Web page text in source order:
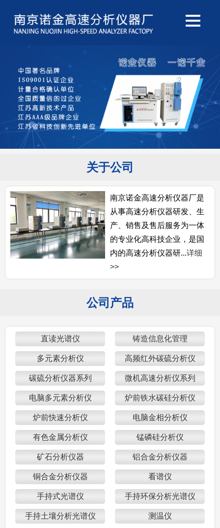
关于公司
南京诺金高速分析仪器厂是
从事高速分析仪器研发、生
产、销售及售后服务为一体
的专业化高科技企业，是国
内的高速分析仪器研...详细
>>
公司产品
直读光谱仪 铸造信息化管理
多元素分析仪 高频红外碳硫分析仪
碳硫分析仪器系列 微机高速分析仪系列
电脑多元素分析仪 炉前铁水碳硅分析仪
炉前快速分析仪 电脑金相分析仪
有色金属分析仪 锰磷硅分析仪
矿石分析仪器 铝合金分析仪器
铜合金分析仪器 看谱仪
手持式光谱仪 手持环保分析光谱仪
手持土壤分析光谱仪 测温仪